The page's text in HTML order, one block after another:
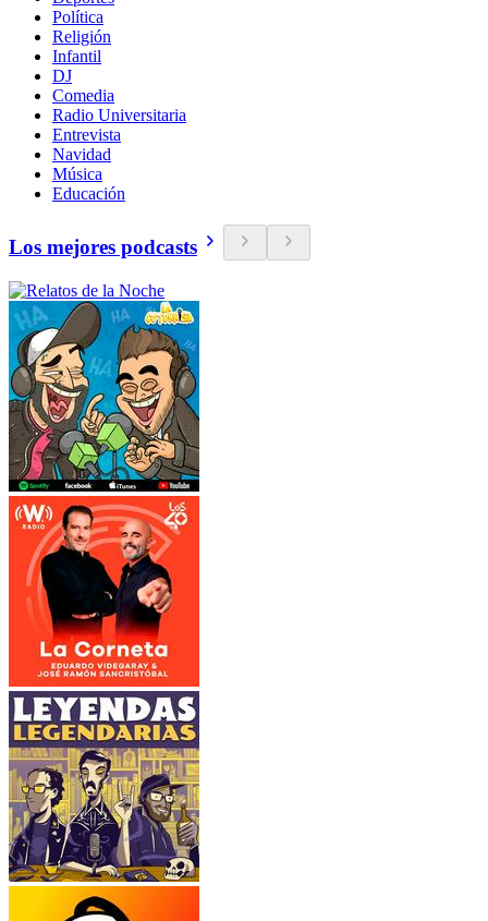
Política
Religión
Infantil
DJ
Comedia
Radio Universitaria
Entrevista
Navidad
Música
Educación
Los mejores podcasts